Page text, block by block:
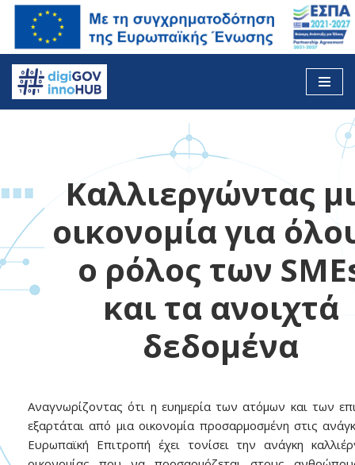
to
content
Καλλιεργώντας
οικονομία για
ο ρόλος των
και τα ανοιχτά
δεδομένα
Αναγνωρίζοντας ότι η ευημερία των ατόμων και των
εξαρτάται από μια οικονομία προσαρμοσμένη στις
Ευρωπαϊκή Επιτροπή έχει τονίσει την ανάγκη